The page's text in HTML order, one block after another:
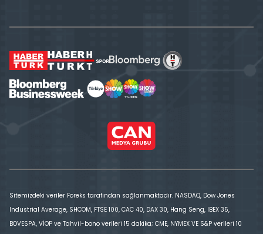
Sitemizdeki veriler Foreks tarafından sağlanmaktadır. NASDAQ, Dow Jones
Industrial Average, SHCOM, FTSE 100, CAC 40, DAX 30, Hang Seng, IBEX 35,
BOVESPA, VİOP ve Tahvil-bono verileri 15 dakika; CME, NYMEX VE S&P verileri 10